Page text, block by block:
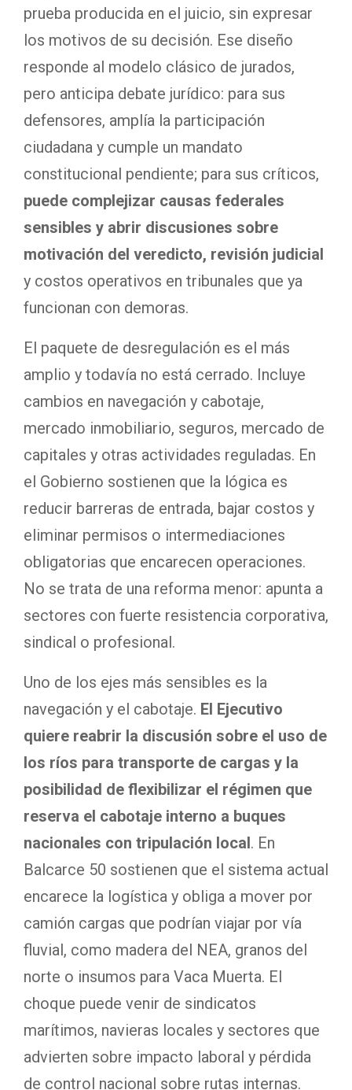
prueba producida en el juicio, sin expresar
los motivos de su decisión. Ese diseño
responde al modelo clásico de jurados,
pero anticipa debate jurídico: para sus
defensores, amplía la participación
ciudadana y cumple un mandato
constitucional pendiente; para sus críticos,
puede complejizar causas federales
sensibles y abrir discusiones sobre
motivación del veredicto, revisión judicial
y costos operativos en tribunales que ya
funcionan con demoras.
El paquete de desregulación es el más
amplio y todavía no está cerrado. Incluye
cambios en navegación y cabotaje,
mercado inmobiliario, seguros, mercado de
capitales y otras actividades reguladas. En
el Gobierno sostienen que la lógica es
reducir barreras de entrada, bajar costos y
eliminar permisos o intermediaciones
obligatorias que encarecen operaciones.
No se trata de una reforma menor: apunta a
sectores con fuerte resistencia corporativa,
sindical o profesional.
Uno de los ejes más sensibles es la
navegación y el cabotaje. El Ejecutivo
quiere reabrir la discusión sobre el uso de
los ríos para transporte de cargas y la
posibilidad de flexibilizar el régimen que
reserva el cabotaje interno a buques
nacionales con tripulación local. En
Balcarce 50 sostienen que el sistema actual
encarece la logística y obliga a mover por
camión cargas que podrían viajar por vía
fluvial, como madera del NEA, granos del
norte o insumos para Vaca Muerta. El
choque puede venir de sindicatos
marítimos, navieras locales y sectores que
advierten sobre impacto laboral y pérdida
de control nacional sobre rutas internas.